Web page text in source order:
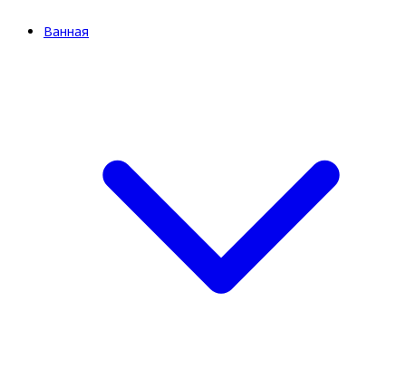
Ванная